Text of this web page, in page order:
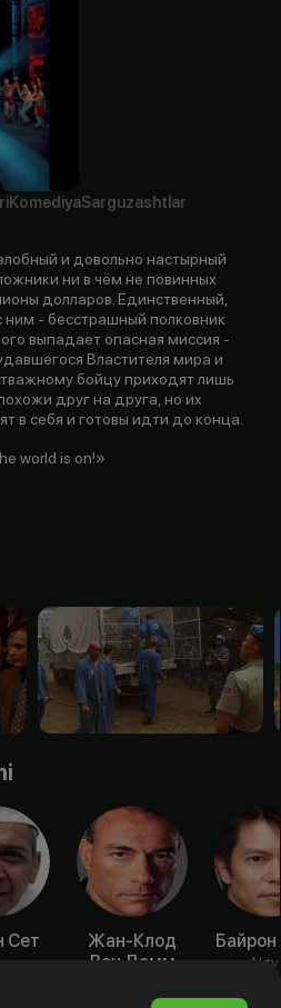
KomediyaSarguzashtlar
и довольно настырный
ни в чём не повинных
долларов. Единственный,
ним - бесстрашный полковник
выпадает опасная миссия -
Властителя мира и
бойцу приходят лишь
друг на друга, но их
в себя и готовы идти до конца.
world is on!»
Сет
Жан-Клод
Ван Дамм